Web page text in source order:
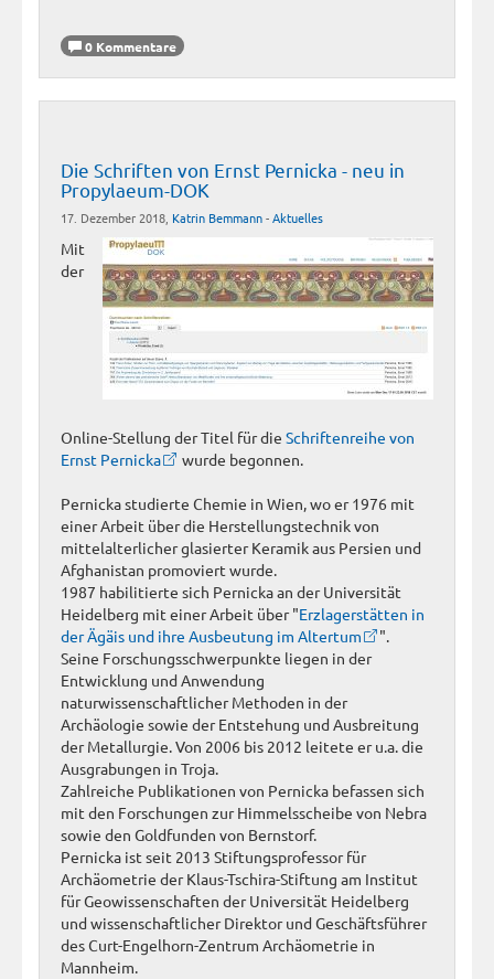
0 Kommentare
Die Schriften von Ernst Pernicka - neu in
Propylaeum-DOK
17. Dezember 2018, Katrin Bemmann-Aktuelles
Mit
der
Online-Stellung der Titel für die Schriftenreihe von
Ernst Pernicka
wurde begonnen.
Pernicka studierte Chemie in Wien, wo er 1976 mit
einer Arbeit über die Herstellungstechnik von
mittelalterlicher glasierter Keramik aus Persien und
Afghanistan promoviert wurde.
1987 habilitierte sich Pernicka an der Universität
Heidelberg mit einer Arbeit über "Erzlagerstätten in
der Ägäis und ihre Ausbeutung im Altertum
".
Seine Forschungsschwerpunkte liegen in der
Entwicklung und Anwendung
naturwissenschaftlicher Methoden in der
Archäologie sowie der Entstehung und Ausbreitung
der Metallurgie. Von 2006 bis 2012 leitete er u.a. die
Ausgrabungen in Troja.
Zahlreiche Publikationen von Pernicka befassen sich
mit den Forschungen zur Himmelsscheibe von Nebra
sowie den Goldfunden von Bernstorf.
Pernicka ist seit 2013 Stiftungsprofessor für
Archäometrie der Klaus-Tschira-Stiftung am Institut
für Geowissenschaften der Universität Heidelberg
und wissenschaftlicher Direktor und Geschäftsführer
des Curt-Engelhorn-Zentrum Archäometrie in
Mannheim.